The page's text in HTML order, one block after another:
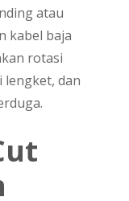
atau
kabel baja
rotasi
lengket, dan